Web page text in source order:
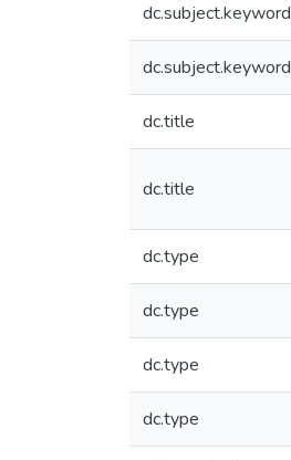
dc.subject.keyword
dc.subject.keyword
dc.title
dc.title
dc.type
dc.type
dc.type
dc.type